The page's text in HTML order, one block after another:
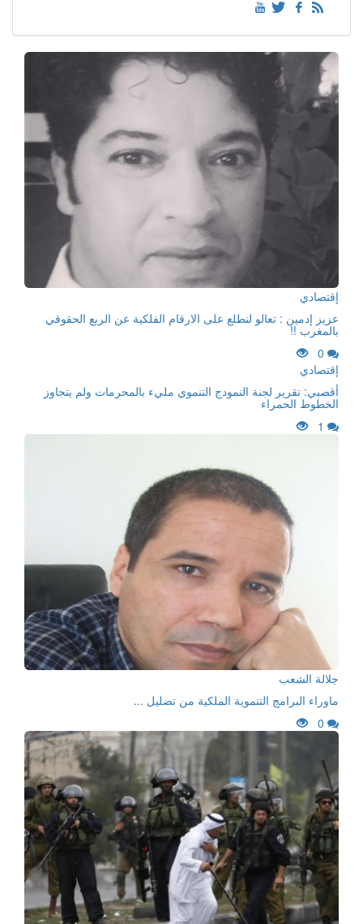
إقتصادي
عزيز إدمين : تعالو لنطلع على الارقام الفلكية عن الربع الحقوقي
بالمغرب !!
0
إقتصادي
أقصبي: تقرير لجنة النمودج التنموي مليء بالمحرمات ولم يتجاوز
الخطوط الحمراء
1
جلالة الشعب
ماوراء البرامج التنموية الملكية من تضليل ...
0